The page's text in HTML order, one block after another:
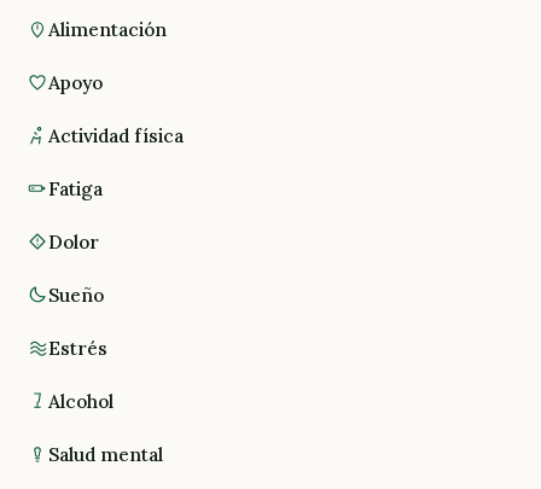
Alimentación
Apoyo
Actividad física
Fatiga
Dolor
Sueño
Estrés
Alcohol
Salud mental